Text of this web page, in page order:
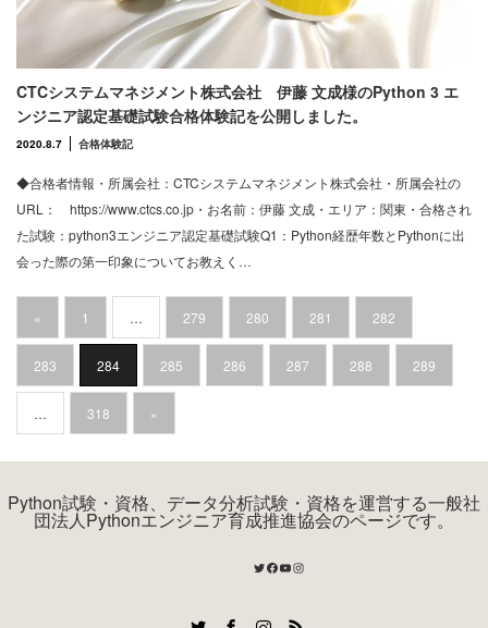
CTCシステムマネジメント株式会社 伊藤 文成様のPython 3 エ
ンジニア認定基礎試験合格体験記を公開しました。
2020.8.7 合格体験記
◆合格者情報・所属会社：CTCシステムマネジメント株式会社・所属会社の
URL： https://www.ctcs.co.jp・お名前：伊藤 文成・エリア：関東・合格され
た試験：python3エンジニア認定基礎試験Q1：Python経歴年数とPythonに出
会った際の第一印象についてお教えく…
« 1 … 279 280 281 282
283 284 285 286 287 288 289
… 318 »
Python試験・資格、データ分析試験・資格を運営する一般社
団法人Pythonエンジニア育成推進協会のページです。
Twitter
Facebook
YouTube
Instagram
RSS